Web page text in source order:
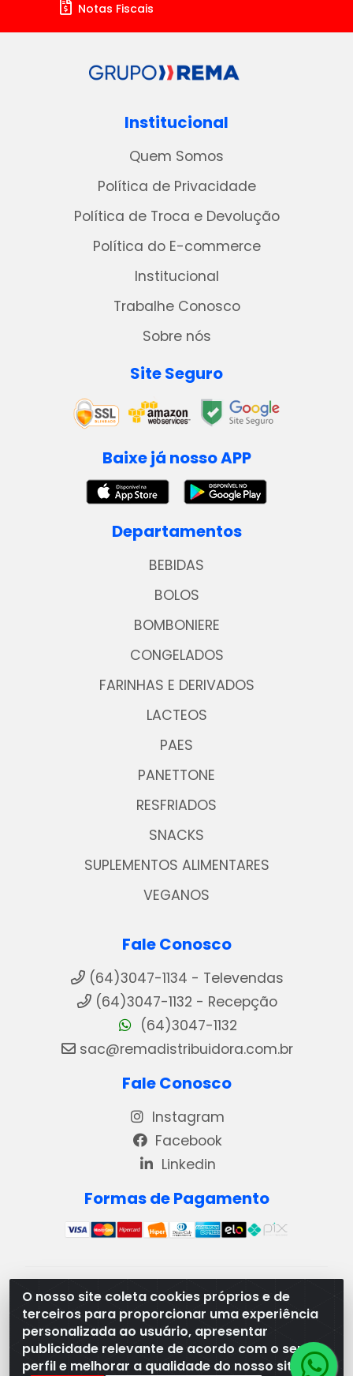
O nosso site coleta cookies próprios e de
terceiros para proporcionar uma experiência
personalizada ao usuário, apresentar
publicidade relevante de acordo com o seu
perfil e melhorar a qualidade do nosso site.
Notas Fiscais
Institucional
Quem Somos
Política de Privacidade
Política de Troca e Devolução
Política do E-commerce
Institucional
Trabalhe Conosco
Sobre nós
Site Seguro
Baixe já nosso APP
Departamentos
BEBIDAS
BOLOS
BOMBONIERE
CONGELADOS
FARINHAS E DERIVADOS
LACTEOS
PAES
PANETTONE
RESFRIADOS
SNACKS
SUPLEMENTOS ALIMENTARES
VEGANOS
Fale Conosco
(64)3047-1134 - Televendas
(64)3047-1132 - Recepção
(64)3047-1132
sac@remadistribuidora.com.br
Fale Conosco
Instagram
Facebook
Linkedin
Formas de Pagamento
REMA DISTRIBUIDORA E REPRESENTAÇÕES DE
PRODUTOS LACTEOS LTDA - VIA DPI 6 QD 4 LOTES
13 E 14, BAIRRO DPI - MORRINHOS/GO - CEP:75.653-
408 - CNPJ: 03.369.186/0001-49